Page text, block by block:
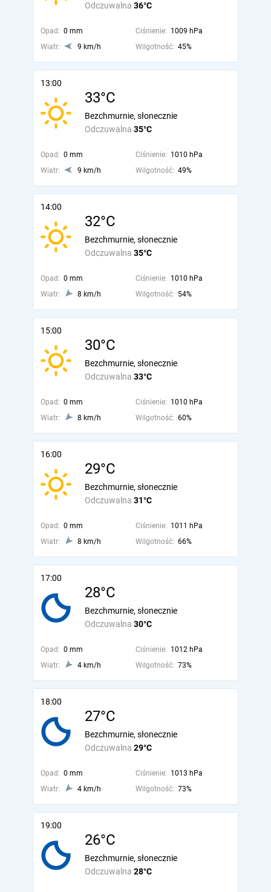
Odczuwalna 36°C
Opad: 0 mm Ciśnienie: 1009 hPa
Wiatr:
9 km/h Wilgotność: 45%
13:00
33°C
Odczuwalna 35°C
Bezchmurnie, słonecznie
Opad: 0 mm Ciśnienie: 1010 hPa
Wiatr:
9 km/h Wilgotność: 49%
14:00
32°C
Odczuwalna 35°C
Bezchmurnie, słonecznie
Opad: 0 mm Ciśnienie: 1010 hPa
Wiatr:
8 km/h Wilgotność: 54%
15:00
30°C
Odczuwalna 33°C
Bezchmurnie, słonecznie
Opad: 0 mm Ciśnienie: 1010 hPa
Wiatr:
8 km/h Wilgotność: 60%
16:00
29°C
Odczuwalna 31°C
Bezchmurnie, słonecznie
Opad: 0 mm Ciśnienie: 1011 hPa
Wiatr:
8 km/h Wilgotność: 66%
17:00
28°C
Odczuwalna 30°C
Bezchmurnie, słonecznie
Opad: 0 mm Ciśnienie: 1012 hPa
Wiatr:
4 km/h Wilgotność: 73%
18:00
27°C
Odczuwalna 29°C
Bezchmurnie, słonecznie
Opad: 0 mm Ciśnienie: 1013 hPa
Wiatr:
4 km/h Wilgotność: 73%
19:00
26°C
Odczuwalna 28°C
Bezchmurnie, słonecznie